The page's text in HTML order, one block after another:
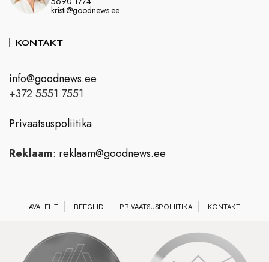
kristi@goodnews.ee
KONTAKT
info@goodnews.ee
+372 5551 7551
Privaatsuspoliitika
Reklaam: reklaam@goodnews.ee
AVALEHT REEGLID PRIVAATSUSPOLIITIKA KONTAKT